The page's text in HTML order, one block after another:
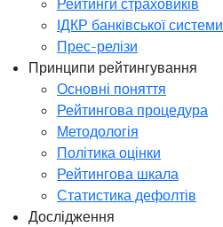
ІДКР банківської системи
Прес-релізи
Принципи рейтингування
Основні поняття
Рейтингова процедура
Методологія
Політика оцінки
Рейтингова шкала
Статистика дефолтів
Дослідження